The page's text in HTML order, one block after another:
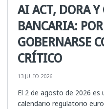
AI ACT, DORA
BANCARIA:
GOBERNARSE
CRÍTICO
13 JULIO 2026
El 2 de agosto de 2026 es
calendario regulatorio